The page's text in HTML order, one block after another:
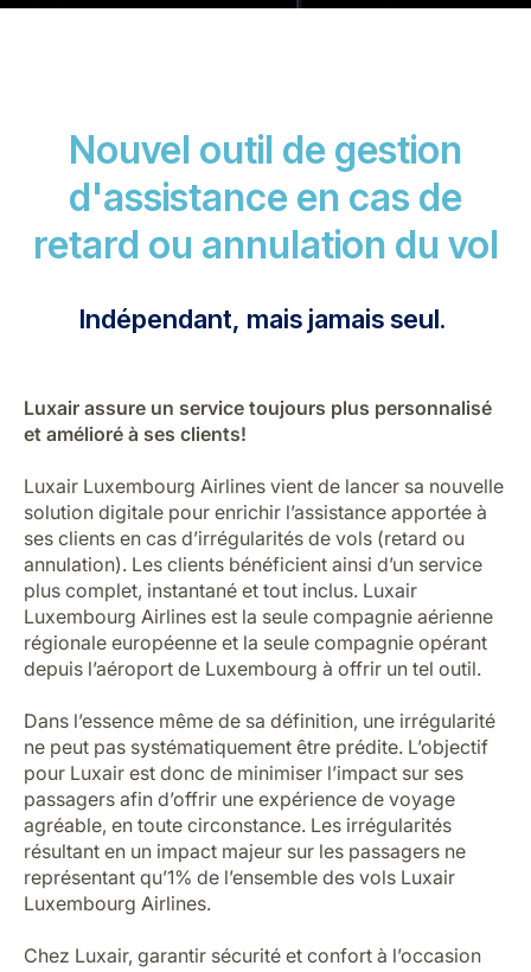
LuxairGroup
Carrières chez Luxair
Nouvel outil de gestion
d'assistance en cas de
retard ou annulation du vol
Indépendant, mais jamais seul.
Luxair assure un service toujours plus personnalisé
et amélioré à ses clients!
Luxair Luxembourg Airlines vient de lancer sa nouvelle
solution digitale pour enrichir l’assistance apportée à
ses clients en cas d’irrégularités de vols (retard ou
annulation). Les clients bénéficient ainsi d’un service
plus complet, instantané et tout inclus. Luxair
Luxembourg Airlines est la seule compagnie aérienne
régionale européenne et la seule compagnie opérant
depuis l’aéroport de Luxembourg à offrir un tel outil.
Dans l’essence même de sa définition, une irrégularité
ne peut pas systématiquement être prédite. L’objectif
pour Luxair est donc de minimiser l’impact sur ses
passagers afin d’offrir une expérience de voyage
agréable, en toute circonstance. Les irrégularités
résultant en un impact majeur sur les passagers ne
représentant qu’1% de l’ensemble des vols Luxair
Luxembourg Airlines.
Chez Luxair, garantir sécurité et confort à l’occasion